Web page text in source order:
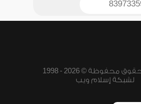
جميع الحقوق محفوظة © 2026 - 1998
لشبكة إسلام ويب